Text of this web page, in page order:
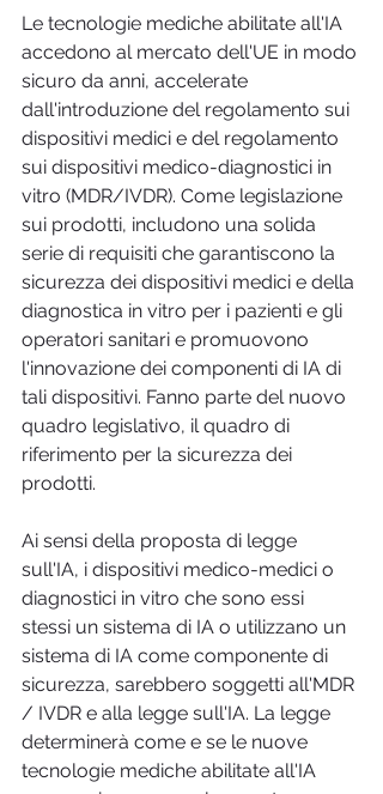
Le tecnologie mediche abilitate all'IA
accedono al mercato dell'UE in modo
sicuro da anni, accelerate
dall'introduzione del regolamento sui
dispositivi medici e del regolamento
sui dispositivi medico-diagnostici in
vitro (MDR/IVDR). Come legislazione
sui prodotti, includono una solida
serie di requisiti che garantiscono la
sicurezza dei dispositivi medici e della
diagnostica in vitro per i pazienti e gli
operatori sanitari e promuovono
l'innovazione dei componenti di IA di
tali dispositivi. Fanno parte del nuovo
quadro legislativo, il quadro di
riferimento per la sicurezza dei
prodotti.
Ai sensi della proposta di legge
sull'IA, i dispositivi medico-medici o
diagnostici in vitro che sono essi
stessi un sistema di IA o utilizzano un
sistema di IA come componente di
sicurezza, sarebbero soggetti all'MDR
/ IVDR e alla legge sull'IA. La legge
determinerà come e se le nuove
tecnologie mediche abilitate all'IA